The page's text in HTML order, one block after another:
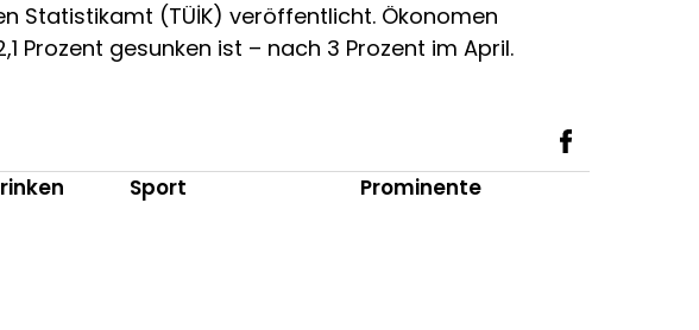
Statistikamt (TÜİK) veröffentlicht. Ökonomen
gesunken ist – nach 3 Prozent im April.
Sport Prominente